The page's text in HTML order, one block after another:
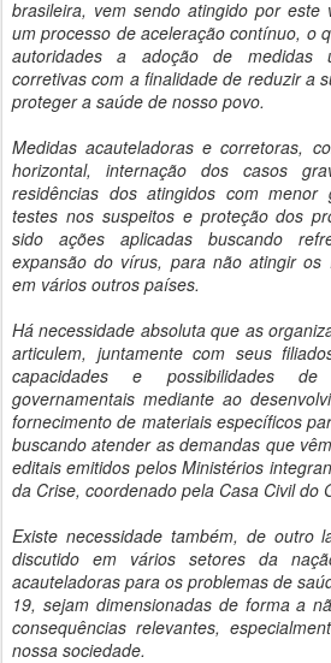
brasileira, vem sendo atingido por este
um processo de aceleração contínuo, o
autoridades a adoção de medidas
corretivas com a finalidade de reduzir a
proteger a saúde de nosso povo.
Medidas acauteladoras e corretoras,
horizontal, internação dos casos
residências dos atingidos com menor
testes nos suspeitos e proteção dos
sido ações aplicadas buscando
expansão do vírus, para não atingir os
em vários outros países.
Há necessidade absoluta que as
articulem, juntamente com seus
capacidades e possibilidades
governamentais mediante ao
fornecimento de materiais específicos
buscando atender as demandas que
editais emitidos pelos Ministérios
da Crise, coordenado pela Casa Civil do
Existe necessidade também, de outro
discutido em vários setores da
acauteladoras para os problemas de
19, sejam dimensionadas de forma a
consequências relevantes,
nossa sociedade.